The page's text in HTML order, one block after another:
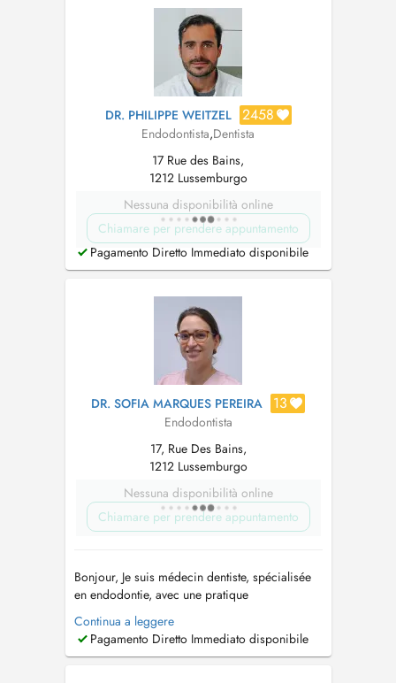
DR. PHILIPPE WEITZEL 2458
Endodontista,Dentista
17 Rue des Bains,
1212 Lussemburgo
Nessuna disponibilità online
Chiamare per prendere appuntamento
Pagamento Diretto Immediato disponibile
DR. SOFIA MARQUES PEREIRA 13
Endodontista
17, Rue Des Bains,
1212 Lussemburgo
Nessuna disponibilità online
Chiamare per prendere appuntamento
Bonjour, Je suis médecin dentiste, spécialisée
en endodontie, avec une pratique
exclusivement dédiée aux traitements
endodontiques réalisés sous microscope. Mon
objectif est d'offrir des soins de haute
Continua a leggere
Pagamento Diretto Immediato disponibile